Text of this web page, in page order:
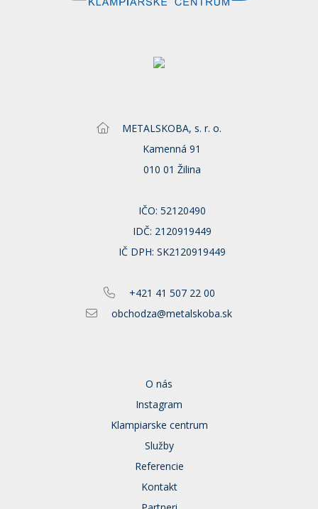
METALSKOBA, s. r. o.
Kamenná 91
010 01 Žilina
IČO: 52120490
IDČ: 2120919449
IČ DPH: SK2120919449
+421 41 507 22 00
obchodza@metalskoba.sk
O nás
Instagram
Klampiarske centrum
Služby
Referencie
Kontakt